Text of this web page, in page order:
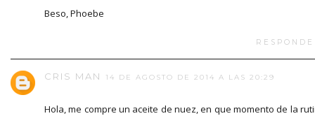
Beso, Phoebe
CRIS MAN 14 DE AGOSTO DE 2014 A LAS 20:29
Hola, me compre un aceite de nuez, en que momento de la